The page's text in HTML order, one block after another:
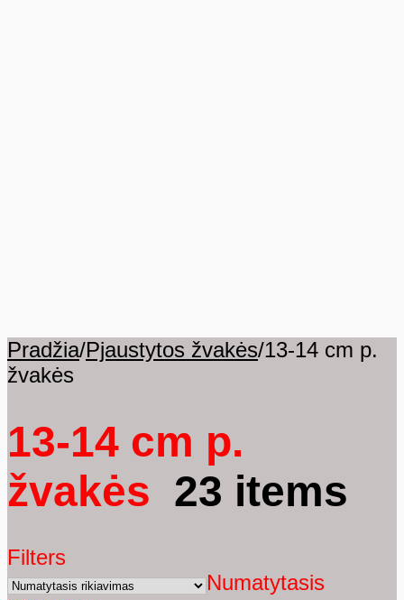
Pradžia/Pjaustytos žvakės/13-14 cm p.
žvakės
13-14 cm p.
žvakės 23 items
Filters
Numatytasis